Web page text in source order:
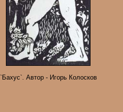
`Бахус`. Автор - Игорь Колосков